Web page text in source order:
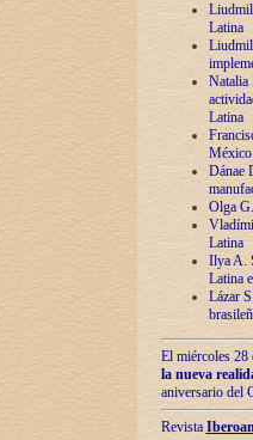
Latina
Natalia
Latina
México
Dánae
Olga
Latina
Ilya A.
Latina
Lázar
El miércoles 28
la nueva
aniversario del
Revista